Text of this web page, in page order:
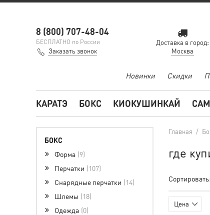
8 (800) 707-48-04
БЕСПЛАТНО по России
Заказать звонок
Доставка в город:
Москва
Новинки Скидки
КАРАТЭ БОКС КИОКУШИНКАЙ
Главная /
где
Сортировать:
Цена
БОКС
Форма 9
Перчатки 107
Снарядные перчатки 14
Шлемы 18
Одежда 0